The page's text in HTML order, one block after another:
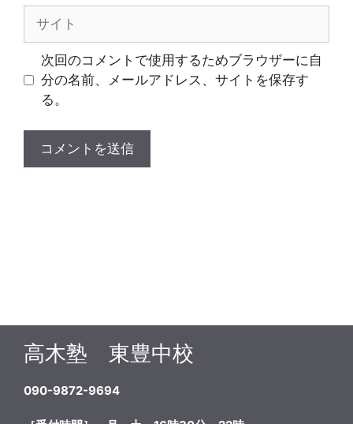
ル
次回のコメントで使用するためブラウザーに自
分の名前、メールアドレス、サイトを保存す
る。
高木塾 東豊中校
090-9872-9694